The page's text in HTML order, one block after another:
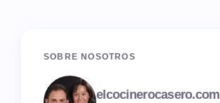
SOBRE NOSOTROS
elcocinerocasero.com